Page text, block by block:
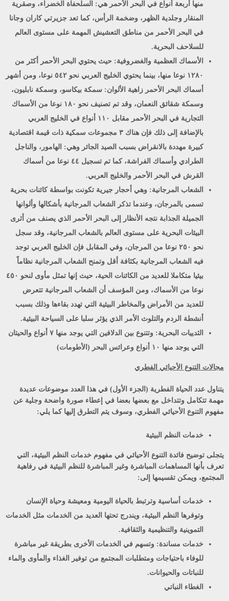
منها أربعة أنواع في البحر الأحمر هي: السلحفاة الخضراء، وصقرية
المنقار وجلدية الظهر، وضخمة الرأس، كما تعد جزيرتي كاران وجانا
في البحر الأحمر من مناطق التعشيش المهمة على مستوى العالم
للسلاحف البحرية.
الأسماك العظمية والغضروفية: حيث يحتوي البحر الأحمر أكثر من
۱۲۸۰ نوعا منها، بينما يحتوي الخليج العربي نحو ٥٤٢ نوعا، ومن أشهر
أسماك البحر الأحمر زاهية الألوان: سمكة بيكاسو، وسمكة نابليون،
وسمكة شقائق النعمان، وقد تم تصنيف نحو ۱۸۰ نوعا من الأسماك
التجارية في البحر الأحمر مقابل ١١٠ أنواع في الخليج العربي
بالإضافة إلى ذلك فإن هناك ٣ مجموعات سمكية ذات قيمة اقتصادية
كبيرة مهددة بالانقراض بسبب الصيد الجائر وهي: الهامور، والناجل
الطرادي وأسماك الفراشة، كما تم تسجيل ٤٤ نوعا من أسماك
القرش في البحر الأحمر والخليج العربي.
الشعاب المرجانية: وهي أحجار جيرية تكونت بواسطة كائنات بحرية
تسمى بالمرجان، وعندما تذكر الشعاب المرجانية بأشكالها وألوانها
الجميلة الجذابة نتجه الأنظار إلى البحر الأحمر الذي يصنف من أثرى
البيئات البحرية على مستوى العالم بالشعاب المرجانية، وقد سجل
نحو ٢٥٠ نوعا من المرجان، وفي المقابل فإن الخليج العربي توجد
فيه الشعاب المرجانية بكثافة أقل وتمنح الشعاب المرجانية نظاماً
بيئيا متكاملا للعديد من الكائنات الحية، حيث إنها تمثل مأوى لنحو ٤٥٠
نوعا من الأسماك، ومن المؤسف أن الشعاب المرجانية تتعرض
للعديد من الأمراض والمخاطر البيئية التي تهدد بقاءها وذلك بسبب
أنشطة الردم والتلوث الأمر الذي يؤثر سلبا على السياحة البيئية.
الثدييات البحرية
: وتتنوع بين الدلافين التي يوجد منها ٧ أنواع والحيتان
التي يوجد منها ١٠ أنواع وعرائس البحر (الأطومات)
مجالات التنوع الأحيائي الفطري
يتناول عدد الحياة الفطرية (الجزء الأول) في هذا العدد موضوعات عديدة
مهمة تتكامل وتتداخل مع بعضها بعضا في إعطاء صورة واضحة وجلية عن
مفهوم التنوع الأحيائي الفطري، وسوف يتم التطرق إليها كما يلي:
خدمات النظم البيئية
يتجلى توضيح فائدة التنوع الأحيائي في مفهوم خدمات النظم البيئية، التي
تعرف بأنها المساهمات المباشرة وغير المباشرة للنظم البيئية في رفاهية
المجتمع، ويمكن تقسيمها إلى:
خدمات أساسية وترتبط بالحياة اليومية ومعيشة وحياة الإنسان
وتوفرها النظم البيئية، ويندرج تحتها العديد من الخدمات مثل الخدمات
التموينية والتنظيمية والثقافية.
خدمات مساندة: وتسهم في الخدمات الأخرى بطريقة غير مباشرة
للوفاء باحتياجات ومتطلبات المجتمع من توفير الغذاء والمأوى والماء
للنباتات والحيوانات.
الغطاء النباتي